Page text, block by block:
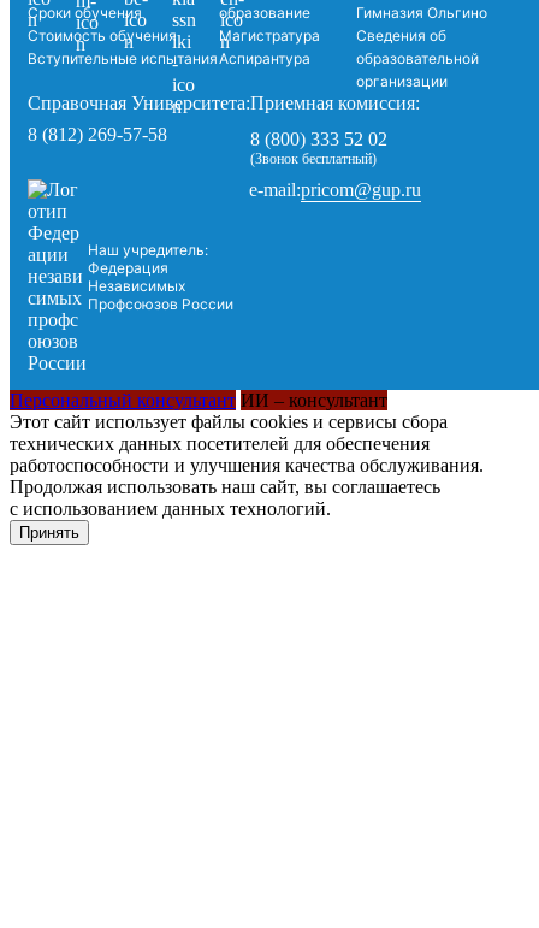
Сроки обучения
Стоимость обучения
Вступительные испытания
образование
Магистратура
Аспирантура
Гимназия Ольгино
Сведения об
образовательной
организации
Справочная Университета:
8 (812) 269-57-58
Приемная комиссия:
8 (800) 333 52 02
(Звонок бесплатный)
Наш учредитель:
Федерация
Независимых
Профсоюзов России
e-mail:pricom@gup.ru
Персональный консультант ИИ – консультант
Этот сайт использует файлы cookies и сервисы сбора
технических данных посетителей для обеспечения
работоспособности и улучшения качества обслуживания.
Продолжая использовать наш сайт, вы соглашаетесь
с использованием данных технологий.
Принять